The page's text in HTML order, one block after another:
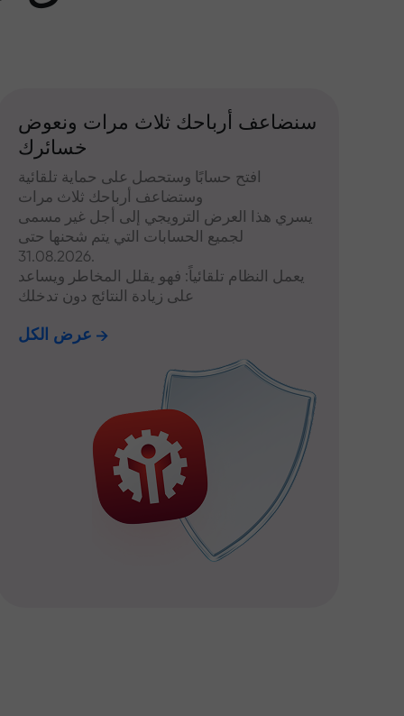
سنضاعف أرباحك ثلاث مرات ونعوض
خسائرك
افتح حسابًا وستحصل على حماية تلقائية
وستضاعف أرباحك ثلاث مرات
يسري هذا العرض الترويجي إلى أجل غير مسمى
لجميع الحسابات التي يتم شحنها حتى
31.08.2026.
يعمل النظام تلقائياً: فهو يقلل المخاطر ويساعد
على زيادة النتائج دون تدخلك
عرض الكل